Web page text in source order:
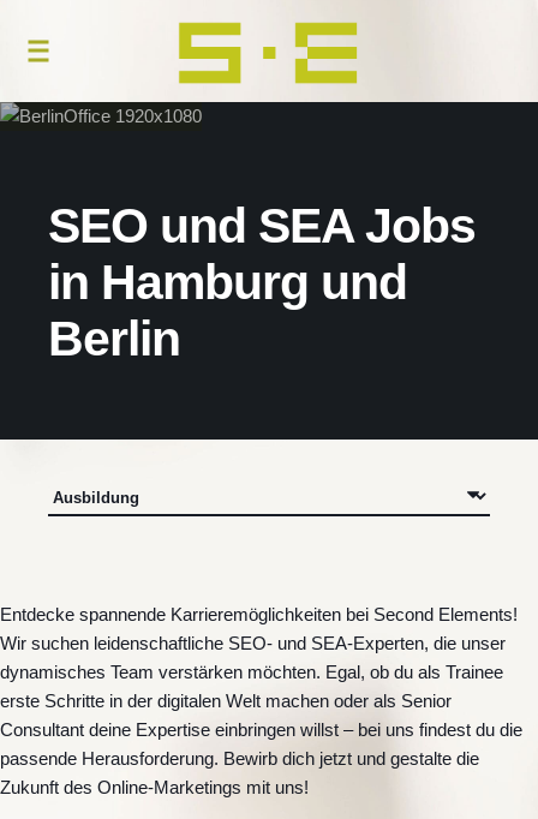
SEO und SEA Jobs
in Hamburg und
Berlin
Entdecke spannende Karrieremöglichkeiten bei Second Elements!
Wir suchen leidenschaftliche SEO- und SEA-Experten, die unser
dynamisches Team verstärken möchten. Egal, ob du als Trainee
erste Schritte in der digitalen Welt machen oder als Senior
Consultant deine Expertise einbringen willst – bei uns findest du die
passende Herausforderung. Bewirb dich jetzt und gestalte die
Zukunft des Online-Marketings mit uns!